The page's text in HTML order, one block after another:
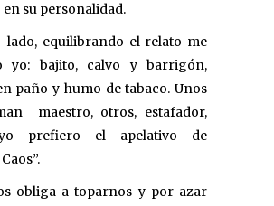
su personalidad.
equilibrando el relato me
yo: bajito, calvo y barrigón,
paño y humo de tabaco. Unos
maestro, otros, estafador,
prefiero el apelativo de
obliga a toparnos y por azar